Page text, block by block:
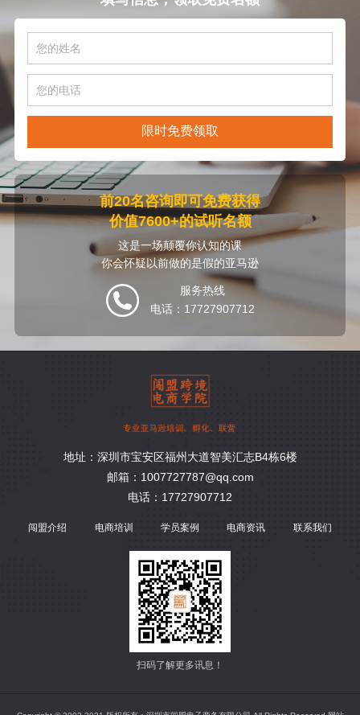
限时免费领取
前20名咨询即可免费获得
价值7600+的试听名额
这是一场颠覆你认知的课
你会怀疑以前做的是假的亚马逊
服务热线
电话：17727907712
地址：深圳市宝安区福州大道智美汇志B4栋6楼
邮箱：1007727787@qq.com
电话：17727907712
闯盟介绍 电商培训 学员案例 电商资讯 联系我们
扫码了解更多讯息！